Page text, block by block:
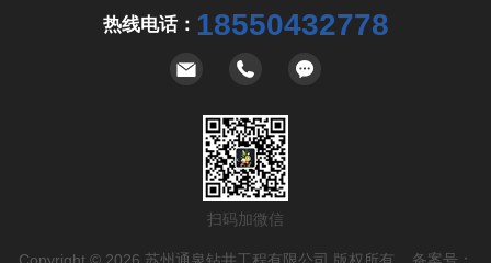
热线电话： 18550432778
扫码加微信